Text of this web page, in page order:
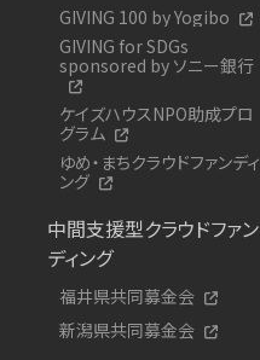
GIVING 100 by Yogibo
GIVING for SDGs
sponsored by ソニー銀行
ケイズハウスNPO助成プロ
グラム
ゆめ・まちクラウドファンディ
ング
中間支援型クラウドファン
ディング
福井県共同募金会
新潟県共同募金会